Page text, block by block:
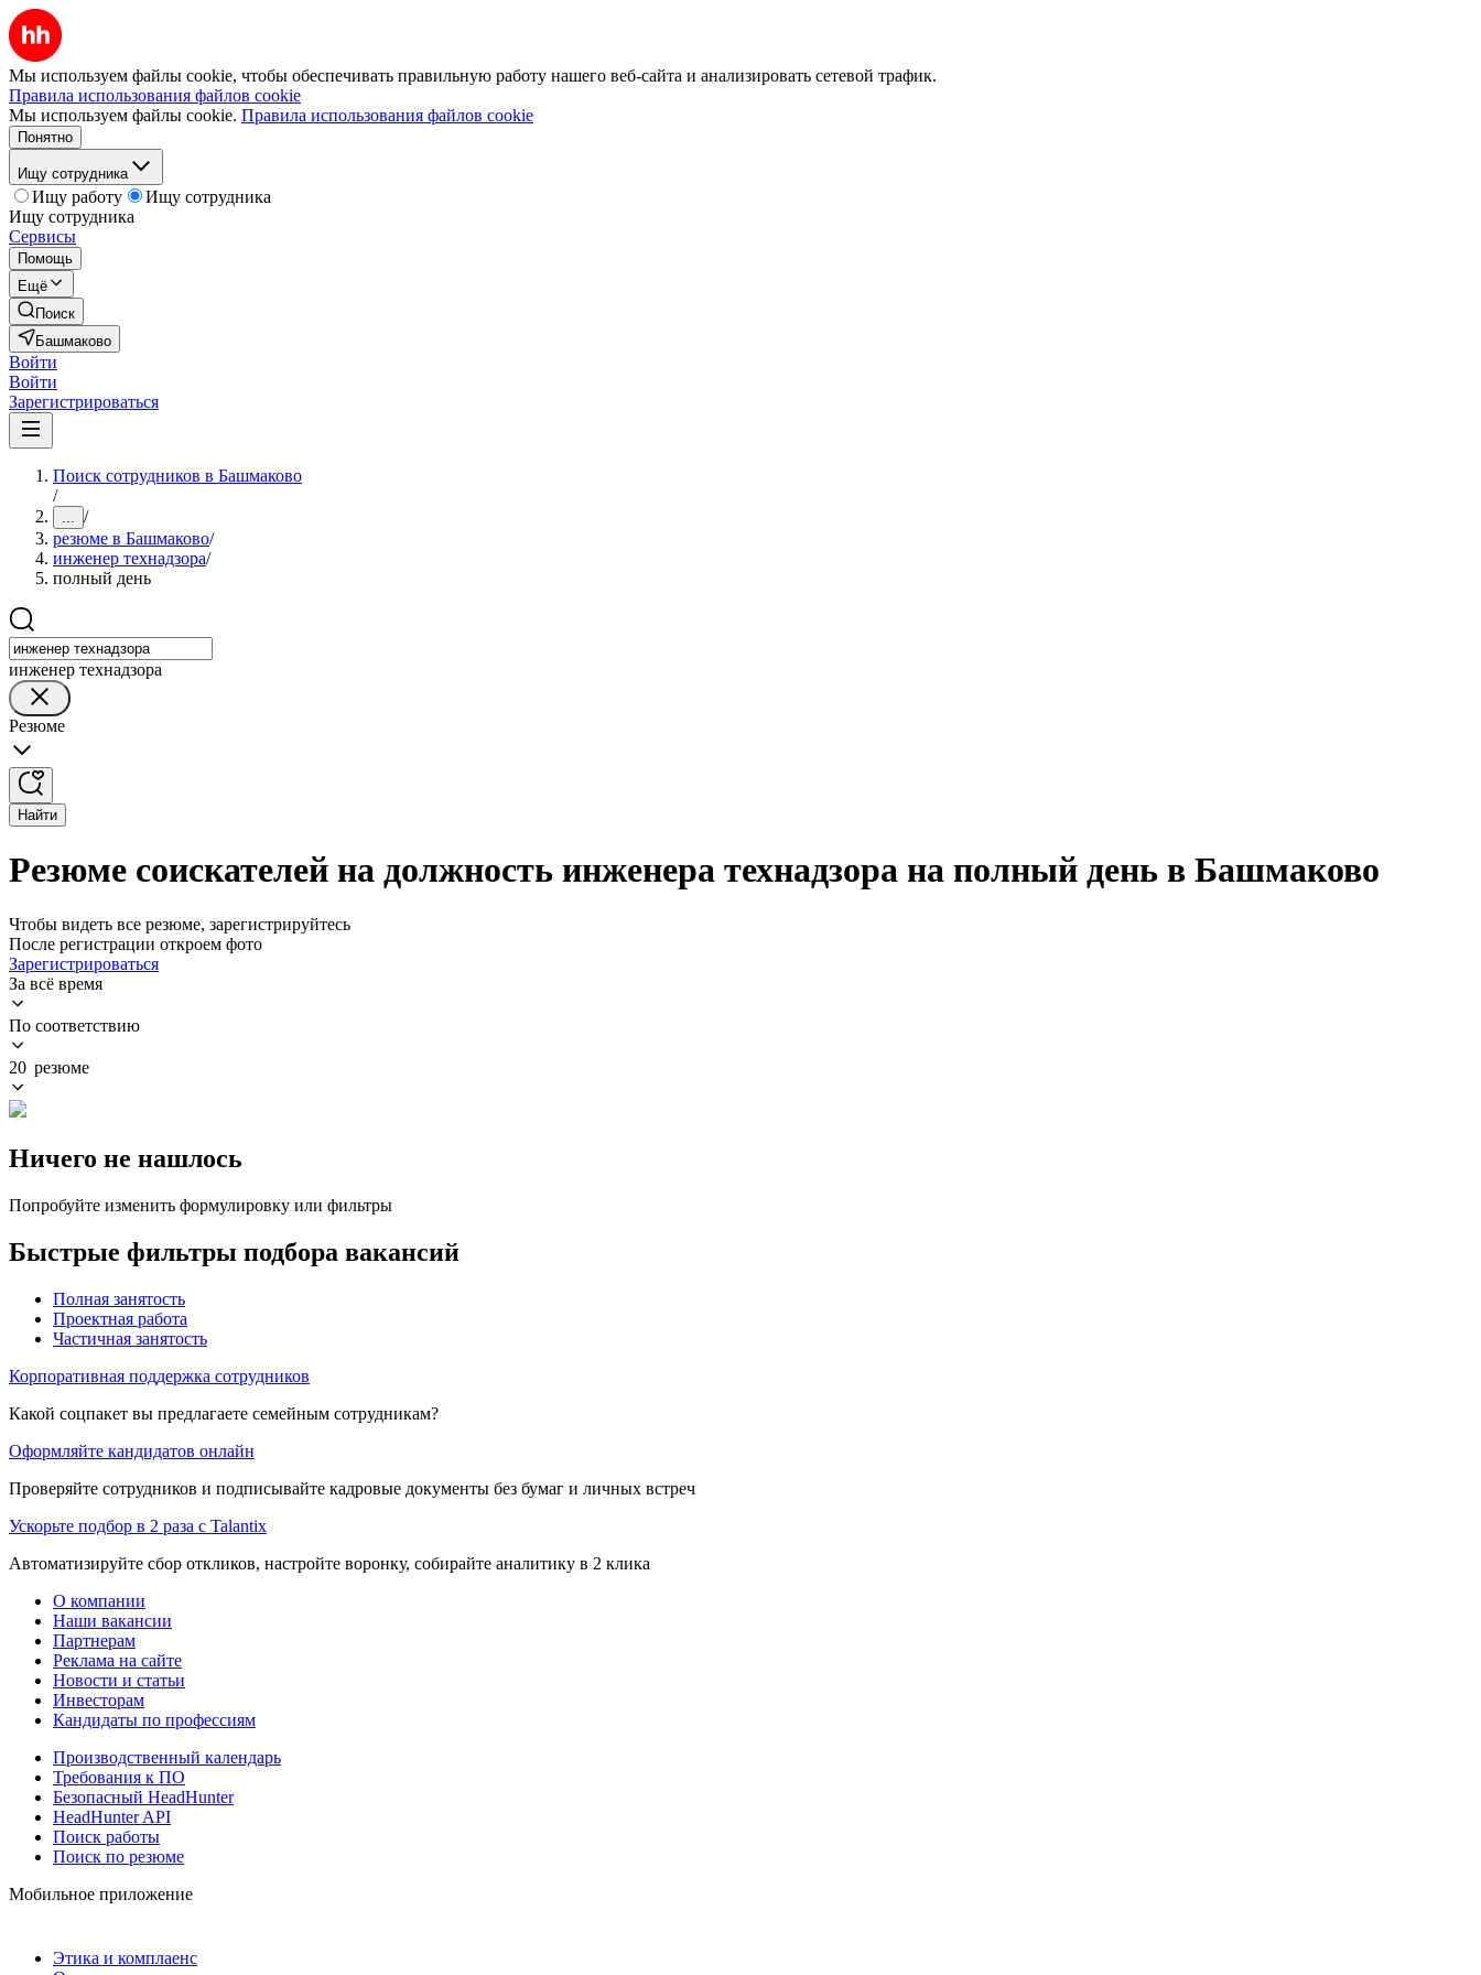
Мы используем файлы cookie, чтобы обеспечивать правильную работу нашего веб-сайта и анализировать сетевой трафик.
Правила использования файлов cookie
Мы используем файлы cookie. Правила использования файлов cookie
Понятно
Ищу сотрудника
Ищу работу
Ищу сотрудника
Ищу сотрудника
Сервисы
Помощь
Ещё
Поиск
Башмаково
Войти
Войти
Зарегистрироваться
Поиск сотрудников в Башмаково
/
... /
резюме в Башмаково/
инженер технадзора/
полный день
инженер технадзора
Резюме
Найти
Резюме соискателей на должность инженера технадзора на полный день в Башмаково
Чтобы видеть все резюме, зарегистрируйтесь
После регистрации откроем фото
Зарегистрироваться
За всё время
По соответствию
20 резюме
Ничего не нашлось
Попробуйте изменить формулировку или фильтры
Быстрые фильтры подбора вакансий
Полная занятость
Проектная работа
Частичная занятость
Корпоративная поддержка сотрудников
Какой соцпакет вы предлагаете семейным сотрудникам?
Оформляйте кандидатов онлайн
Проверяйте сотрудников и подписывайте кадровые документы без бумаг и личных встреч
Ускорьте подбор в 2 раза с Talantix
Автоматизируйте сбор откликов, настройте воронку, собирайте аналитику в 2 клика
О компании
Наши вакансии
Партнерам
Реклама на сайте
Новости и статьи
Инвесторам
Кандидаты по профессиям
Производственный календарь
Требования к ПО
Безопасный HeadHunter
HeadHunter API
Поиск работы
Поиск по резюме
Мобильное приложение
Этика и комплаенс